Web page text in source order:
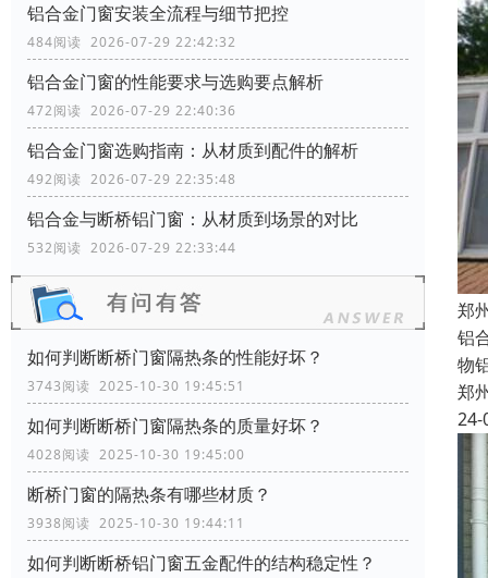
铝合金门窗安装全流程与细节把控
484阅读 2026-07-29 22:42:32
铝合金门窗的性能要求与选购要点解析
472阅读 2026-07-29 22:40:36
铝合金门窗选购指南：从材质到配件的解析
492阅读 2026-07-29 22:35:48
铝合金与断桥铝门窗：从材质到场景的对比
532阅读 2026-07-29 22:33:44
如何判断断桥门窗隔热条的性能好坏？
3743阅读 2025-10-30 19:45:51
如何判断断桥门窗隔热条的质量好坏？
4028阅读 2025-10-30 19:45:00
断桥门窗的隔热条有哪些材质？
3938阅读 2025-10-30 19:44:11
如何判断断桥铝门窗五金配件的结构稳定性？
郑
铝
物
郑
24-